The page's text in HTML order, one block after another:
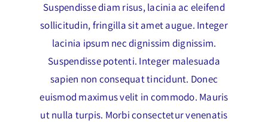
Suspendisse diam risus, lacinia ac eleifend
sollicitudin, fringilla sit amet augue. Integer
lacinia ipsum nec dignissim dignissim.
Suspendisse potenti. Integer malesuada
sapien non consequat tincidunt. Donec
euismod maximus velit in commodo. Mauris
ut nulla turpis. Morbi consectetur venenatis